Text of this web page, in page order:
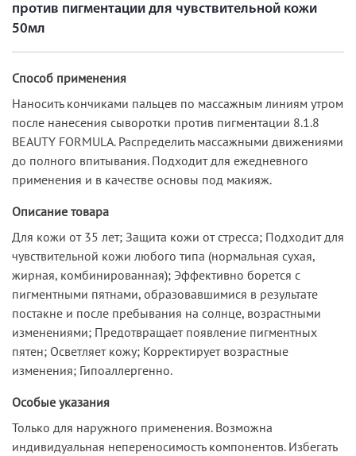
против пигментации для чувствительной кожи
50мл
Способ применения
Наносить кончиками пальцев по массажным линиям утром
после нанесения сыворотки против пигментации 8.1.8
BEAUTY FORMULA. Распределить массажными движениями
до полного впитывания. Подходит для ежедневного
применения и в качестве основы под макияж.
Описание товара
Для кожи от 35 лет; Защита кожи от стресса; Подходит для
чувствительной кожи любого типа (нормальная сухая,
жирная, комбинированная); Эффективно борется с
пигментными пятнами, образовавшимися в результате
постакне и после пребывания на солнце, возрастными
изменениями; Предотвращает появление пигментных
пятен; Осветляет кожу; Корректирует возрастные
изменения; Гипоаллергенно.
Особые указания
Только для наружного применения. Возможна
индивидуальная непереносимость компонентов. Избегать